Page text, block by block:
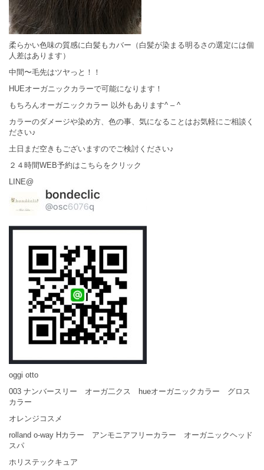
柔らかい色味の質感に白髪もカバー（白髪が染まる明るさの選定には個
人差はあります）
中間〜毛先はツヤっと！！
HUEオーガニックカラーで可能になります！
もちろんオーガニックカラー 以外もあります^ – ^
カラーのダメージや染め方、色の事、気になることはお気軽にご相談く
ださい♪
土日まだ空きもございますのでご検討ください♪
２４時間WEB予約はこちらをクリック
LINE@
oggi otto
003 ナンバースリー オーガ二クス hueオーガニックカラー グロス
カラー
オレンジコスメ
rolland o-way Hカラー アンモニアフリーカラー オーガニックヘッド
スパ
ホリステックキュア